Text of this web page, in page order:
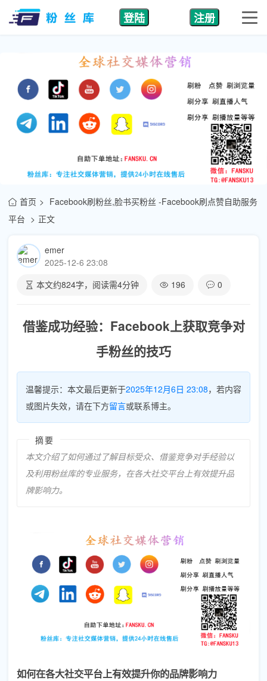
登陆 注册
首页
Facebook刷粉丝,脸书买粉丝 -Facebook刷点赞自助服务
平台
正文
emer
2025-12-6 23:08
本文约824字，阅读需4分钟 196 0
借鉴成功经验：Facebook上获取竞争对
手粉丝的技巧
温馨提示：本文最后更新于2025年12月6日 23:08，若内容
或图片失效，请在下方留言或联系博主。
摘要
本文介绍了如何通过了解目标受众、借鉴竞争对手经验以
及利用粉丝库的专业服务，在各大社交平台上有效提升品
牌影响力。
如何在各大社交平台上有效提升你的品牌影响力